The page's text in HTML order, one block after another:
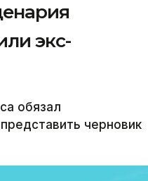
экс-
обязал
черновик